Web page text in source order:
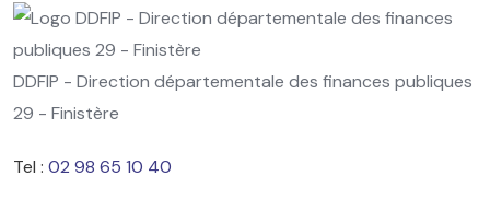
DDFIP - Direction départementale des finances publiques
29 - Finistère
Tel : 02 98 65 10 40